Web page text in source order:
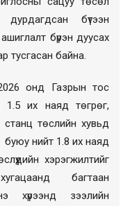
бүтээн
бүрэн дуусах
тусгасан байна.
онд Газрын тос
1.5 их наяд төгрөг,
станц төслийн хувьд
буюу нийт 1.8 их наяд
хэрэгжилтийг
багтаан
хүрээнд зээлийн